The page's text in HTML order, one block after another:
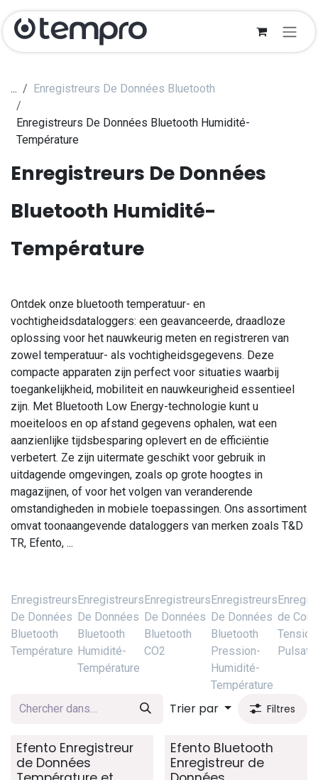
Se rendre au contenu
... Enregistreurs De Données Bluetooth
Enregistreurs De Données Bluetooth Humidité-
Température
Enregistreurs De Données
Bluetooth Humidité-
Température
​Ontdek onze bluetooth temperatuur- en
vochtigheidsdataloggers: een geavanceerde, draadloze
oplossing voor het nauwkeurig meten en registreren van
zowel temperatuur- als vochtigheidsgegevens. Deze
compacte apparaten zijn perfect voor situaties waarbij
toegankelijkheid, mobiliteit en nauwkeurigheid essentieel
zijn. Met Bluetooth Low Energy-technologie kunt u
moeiteloos en op afstand gegevens ophalen, wat een
aanzienlijke tijdsbesparing oplevert en de efficiëntie
verbetert. Ze zijn uitermate geschikt voor gebruik in
uitdagende omgevingen, zoals op grote hoogtes in
magazijnen, of voor het volgen van veranderende
omstandigheden in mobiele toepassingen. Ons assortiment
omvat toonaangevende dataloggers van merken zoals T&D
TR, Efento, ...
Enregistreurs
De Données
Bluetooth
Température
Enregistreurs
De Données
Bluetooth
Humidité-
Température
Enregistreurs
De Données
Bluetooth
CO2
Enregistreurs
De Données
Bluetooth
Pression-
Humidité-
Température
de
Trier par Filtres
Efento Enregistreur
de Données
Efento Bluetooth
Enregistreur de